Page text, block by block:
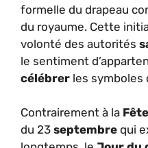
formelle du drapeau
du royaume. Cette
volonté des autorités
le sentiment
célébrer les symboles
Contrairement à la
du 23 septembre qui